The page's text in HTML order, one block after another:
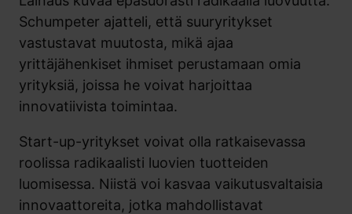
Schumpeter ajatteli, että suuryritykset
vastustavat muutosta, mikä ajaa
yrittäjähenkiset ihmiset perustamaan omia
yrityksiä, joissa he voivat harjoittaa
innovatiivista toimintaa.
Start-up-yritykset voivat olla ratkaisevassa
roolissa radikaalisti luovien tuotteiden
luomisessa. Niistä voi kasvaa vaikutusvaltaisia
innovaattoreita, jotka mahdollistavat